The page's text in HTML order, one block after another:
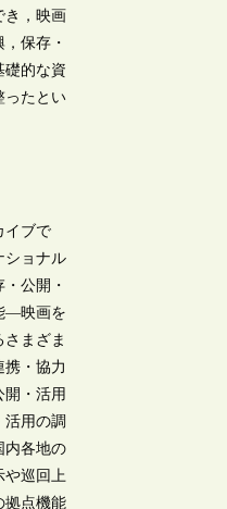
き，映画
保存・
礎的な資
ったとい
イブで
ショナル
公開・
―映画を
まざま
携・協力
・活用
活用の調
内各地の
や巡回上
拠点機能